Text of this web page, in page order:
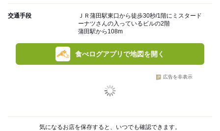
交通手段
ＪＲ蒲田駅東口から徒歩30秒/1階にミスタード
ーナツさんの入っているビルの2階
蒲田駅から108m
食べログアプリで地図を開く
広告を非表示
気になるお店を保存すると、いつでも確認できます。